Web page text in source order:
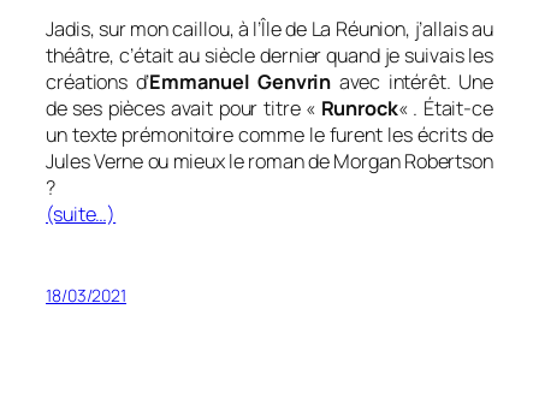
Jadis, sur mon caillou, à l’Île de La Réunion, j’allais au
théâtre, c’était au siècle dernier quand je suivais les
créations d’Emmanuel Genvrin avec intérêt. Une
de ses pièces avait pour titre « Runrock« . Était-ce
un texte prémonitoire comme le furent les écrits de
Jules Verne ou mieux le roman de Morgan Robertson
?
(suite…)
18/03/2021